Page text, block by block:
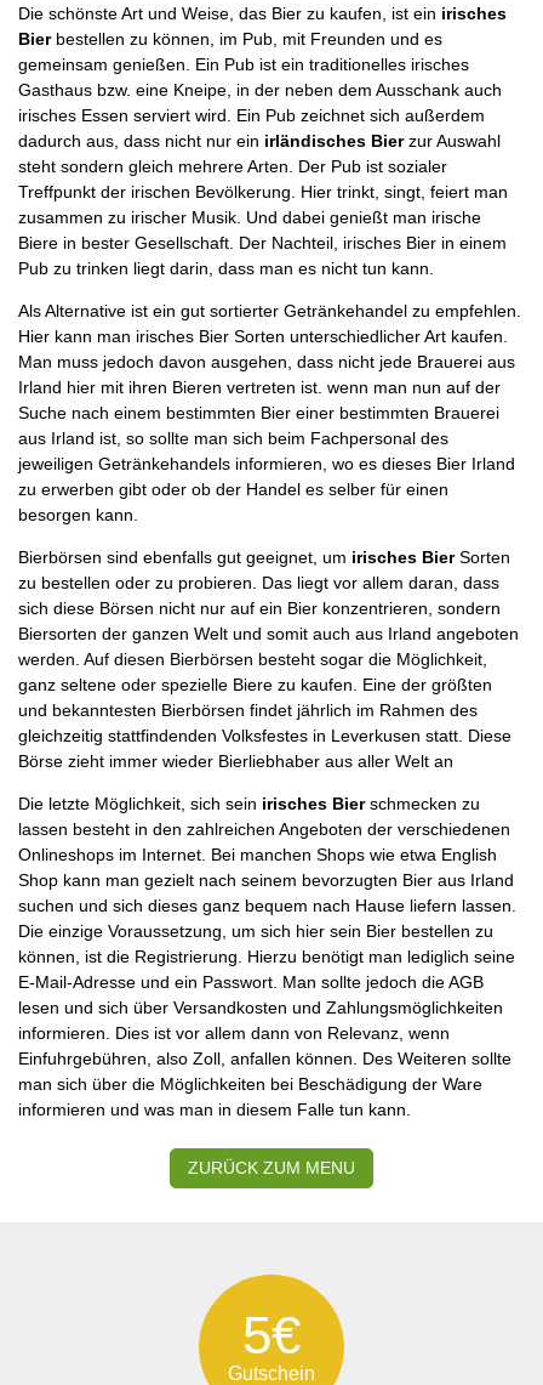
Die schönste Art und Weise, das Bier zu kaufen, ist ein irisches
Bierbestellen zu können, im Pub, mit Freunden und es
gemeinsam genießen. Ein Pub ist ein traditionelles irisches
Gasthaus bzw. eine Kneipe, in der neben dem Ausschank auch
irisches Essen serviert wird. Ein Pub zeichnet sich außerdem
dadurch aus, dass nicht nur ein irländisches Bierzur Auswahl
steht sondern gleich mehrere Arten. Der Pub ist sozialer
Treffpunkt der irischen Bevölkerung. Hier trinkt, singt, feiert man
zusammen zu irischer Musik. Und dabei genießt man irische
Biere in bester Gesellschaft. Der Nachteil, irisches Bier in einem
Pub zu trinken liegt darin, dass man es nicht tun kann.
Als Alternative ist ein gut sortierter Getränkehandel zu empfehlen.
Hier kann man irisches Bier Sorten unterschiedlicher Art kaufen.
Man muss jedoch davon ausgehen, dass nicht jede Brauerei aus
Irland hier mit ihren Bieren vertreten ist. wenn man nun auf der
Suche nach einem bestimmten Bier einer bestimmten Brauerei
aus Irland ist, so sollte man sich beim Fachpersonal des
jeweiligen Getränkehandels informieren, wo es dieses Bier Irland
zu erwerben gibt oder ob der Handel es selber für einen
besorgen kann.
Bierbörsen sind ebenfalls gut geeignet, um irisches BierSorten
zu bestellen oder zu probieren. Das liegt vor allem daran, dass
sich diese Börsen nicht nur auf ein Bier konzentrieren, sondern
Biersorten der ganzen Welt und somit auch aus Irland angeboten
werden. Auf diesen Bierbörsen besteht sogar die Möglichkeit,
ganz seltene oder spezielle Biere zu kaufen. Eine der größten
und bekanntesten Bierbörsen findet jährlich im Rahmen des
gleichzeitig stattfindenden Volksfestes in Leverkusen statt. Diese
Börse zieht immer wieder Bierliebhaber aus aller Welt an
Die letzte Möglichkeit, sich sein irisches Bierschmecken zu
lassen besteht in den zahlreichen Angeboten der verschiedenen
Onlineshops im Internet. Bei manchen Shops wie etwa English
Shop kann man gezielt nach seinem bevorzugten Bier aus Irland
suchen und sich dieses ganz bequem nach Hause liefern lassen.
Die einzige Voraussetzung, um sich hier sein Bier bestellen zu
können, ist die Registrierung. Hierzu benötigt man lediglich seine
E-Mail-Adresse und ein Passwort. Man sollte jedoch die AGB
lesen und sich über Versandkosten und Zahlungsmöglichkeiten
informieren. Dies ist vor allem dann von Relevanz, wenn
Einfuhrgebühren, also Zoll, anfallen können. Des Weiteren sollte
man sich über die Möglichkeiten bei Beschädigung der Ware
informieren und was man in diesem Falle tun kann.
ZURÜCK ZUM MENU
5€
Gutschein